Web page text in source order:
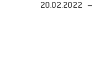
20.02.2022 –